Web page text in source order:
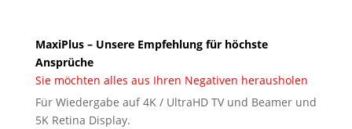
MaxiPlus – Unsere Empfehlung für höchste
Ansprüche
Sie möchten alles aus Ihren Negativen herausholen
Für Wiedergabe auf 4K / UltraHD TV und Beamer und
5K Retina Display.